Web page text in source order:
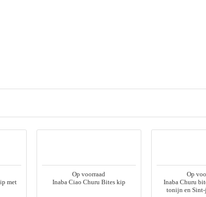
met
Op voorraad
Inaba Ciao Churu Bites kip
Op
Inaba Churu
tonijn en